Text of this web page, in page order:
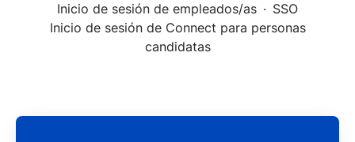
Inicio de sesión de empleados/as · SSO
Inicio de sesión de Connect para personas
candidatas